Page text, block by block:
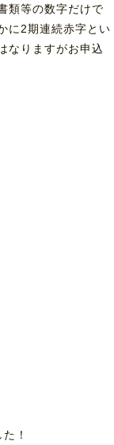
類等の数字だけで
に2期連続赤字とい
なりますがお申込
！